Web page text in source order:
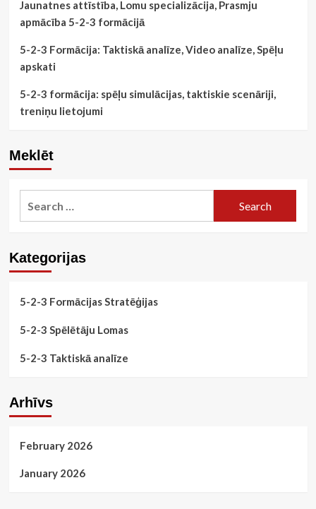
Jaunatnes attīstība, Lomu specializācija, Prasmju
apmācība 5-2-3 formācijā
5-2-3 Formācija: Taktiskā analīze, Video analīze, Spēļu
apskati
5-2-3 formācija: spēļu simulācijas, taktiskie scenāriji,
treniņu lietojumi
Meklēt
Kategorijas
5-2-3 Formācijas Stratēģijas
5-2-3 Spēlētāju Lomas
5-2-3 Taktiskā analīze
Arhīvs
February 2026
January 2026